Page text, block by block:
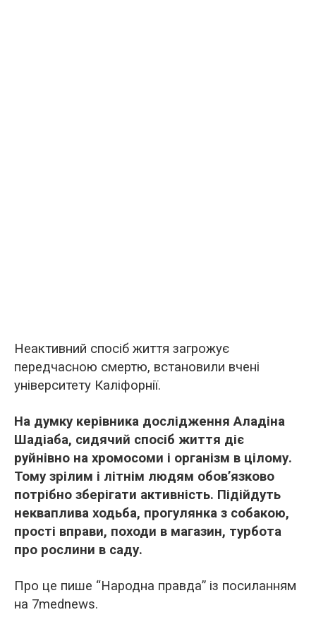
Неактивний спосіб життя загрожує
передчасною смертю, встановили вчені
університету Каліфорнії.
На думку керівника дослідження Аладіна
Шадіаба, сидячий спосіб життя діє
руйнівно на хромосоми і організм в цілому.
Тому зрілим і літнім людям обов’язково
потрібно зберігати активність. Підійдуть
некваплива ходьба, прогулянка з собакою,
прості вправи, походи в магазин, турбота
про рослини в саду.
Про це пише “Народна правда” із посиланням
на 7mednews.